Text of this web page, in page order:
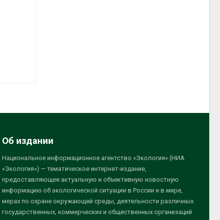
Об издании
Национальное информационное агентство «Экология» (НИА
«Экология») — тематическое интернет-издание,
предоставляющее актуальную и объективную новостную
информацию об экологической ситуации в России и в мире,
мерах по охране окружающей среды, деятельности различных
государственных, коммерческих и общественных организаций